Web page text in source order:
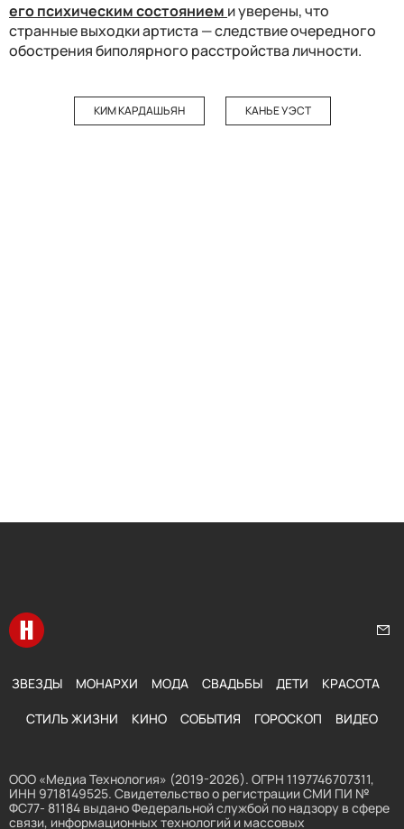
его психическим состоянием и уверены, что
странные выходки артиста — следствие очередного
обострения биполярного расстройства личности.
КИМ КАРДАШЬЯН КАНЬЕ УЭСТ
Перейти на главную
ЗВЕЗДЫ МОНАРХИ МОДА СВАДЬБЫ ДЕТИ КРАСОТА
СТИЛЬ ЖИЗНИ КИНО СОБЫТИЯ ГОРОСКОП ВИДЕО
ООО «Медиа Технология» (2019-2026). ОГРН 1197746707311,
ИНН 9718149525. Свидетельство о регистрации СМИ ПИ №
ФС77- 81184 выдано Федеральной службой по надзору в сфере
связи, информационных технологий и массовых